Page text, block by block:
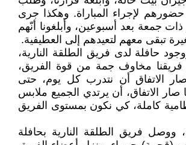
حضورهم لإجراء المباراة. وهكذا جرى
جمعة بعد أسبوعين، وأبلغونا أنّهم
تبقى معهم لتعيدهم إلى العطيفية.
حافلة لدى فريق الطلقة النارية،
مخاوف جمة من قوة الفريق،
الاتفاق أن نتدرب كل يوم، حتى
صار الاتفاق، أن يرتدي الجميع ملابس
كاملة، كي نكون بمستوى الفريق
ووصل فريق الطلقة النارية بحافلة